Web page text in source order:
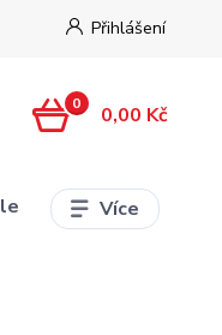
Přihlášení
0 0,00 Kč
Více